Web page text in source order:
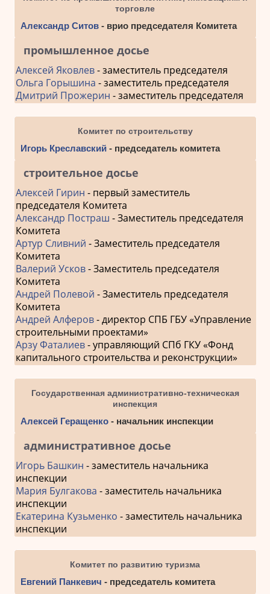
торговле
Александр Ситов- врио председателя Комитета
промышленное досье
Алексей Яковлев- заместитель председателя
Ольга Горышина - заместитель председателя
Дмитрий Прожерин - заместитель председателя
Комитет по строительству
Игорь Креславский - председатель комитета
строительное досье
Алексей Гирин - первый заместитель
председателя Комитета
Александр Постраш - Заместитель председателя
Комитета
Артур Сливний - Заместитель председателя
Комитета
Валерий Усков- Заместитель председателя
Комитета
Андрей Полевой - Заместитель председателя
Комитета
Андрей Алферов- директор СПБ ГБУ «Управление
строительными проектами»
Арзу Фаталиев- управляющий СПб ГКУ «Фонд
капитального строительства и реконструкции»
Государственная административно-техническая
инспекция
Алексей Геращенко- начальник инспекции
административное досье
Игорь Башкин - заместитель начальника
инспекции
Мария Булгакова - заместитель начальника
инспекции
Екатерина Кузьменко - заместитель начальника
инспекции
Комитет по развитию туризма
Евгений Панкевич - председатель комитета